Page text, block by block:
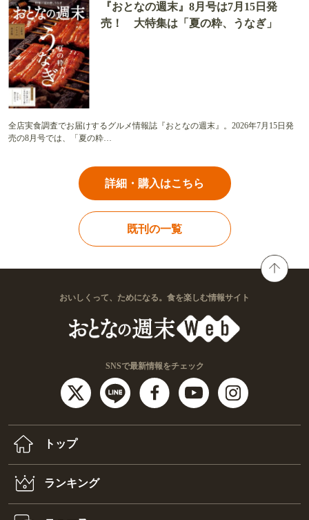
『おとなの週末』8月号は7月15日発
売！ 大特集は「夏の粋、うなぎ」
全店実食調査でお届けするグルメ情報誌『おとなの週末』。2026年7月15日発
売の8月号では、「夏の粋…
詳細・購入はこちら
既刊の一覧
おいしくって、ためになる。食を楽しむ情報サイト
SNSで最新情報をチェック
トップ
ランキング